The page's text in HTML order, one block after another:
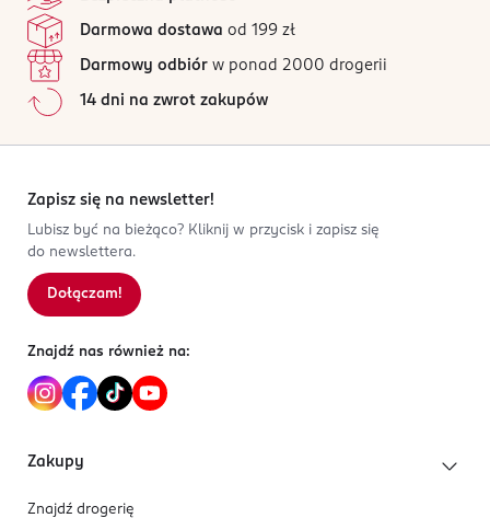
roku życia. Wymagany nadzór osoby dorosłej.
PRODUCENT/PODMIOT ODPOWIEDZIALNY
TMTOYS sp. z o.o.
Zbożowa 4
914311150
PL-Polska
Kod EAN
5 908273 096865
Wszystkie opinie są zweryfikowane zakupem.
4
0%
2
1
0%
Sortowanie wg
Darmowa dostawa od 199 zł
Darmowy odbiór w ponad 2000 drogerii
14 dni na zwrot zakupów
Zapisz się na newsletter!
Lubisz być na bieżąco? Kliknij w przycisk i zapisz się
do newslettera.
Dołączam!
Znajdź nas również na:
Zakupy
Znajdź drogerię